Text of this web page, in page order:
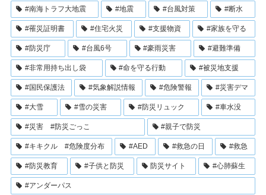
#南海トラフ大地震 #地震 #台風対策 #断水
#罹災証明書 #住宅火災 #支援物資 #家族を守る
#防災庁 #台風6号 #豪雨災害 #避難準備
#非常用持ち出し袋 #命を守る行動 #被災地支援
#国民保護法 #気象解説情報 #危険警報 #災害デマ
#大雪 #雪の災害 #防災リュック #車水没
#災害 #防災ごっこ #親子で防災
#キキクル #危険度分布 #AED #救急の日 #救急
#防災教育 #子供と防災 防災サイト #心肺蘇生
#アンダーパス